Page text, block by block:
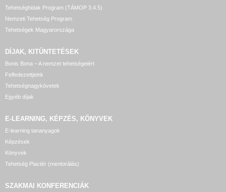
Tehetséghidak Program (TÁMOP 3.4.5)
Nemzeti Tehetség Program
Tehetségek Magyarországa
DÍJAK, KITÜNTETÉSEK
Bonis Bona – A nemzet tehetségeiért
Felfedezettjeink
Tehetségnagykövetek
Egyéb díjak
E-LEARNING, KÉPZÉS, KÖNYVEK
E-learning tananyagok
Képzések
Könyvek
Tehetség Piactér (mentorálás)
SZAKMAI KONFERENCIÁK